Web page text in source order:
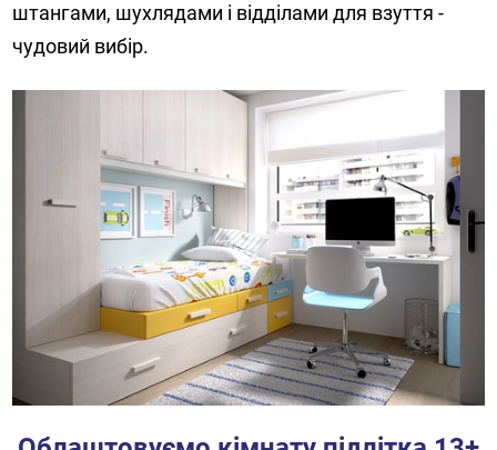
штангами, шухлядами і відділами для взуття -
чудовий вибір.